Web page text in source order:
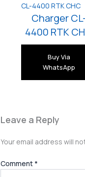
Charger
4400 RTK
Buy Via
WhatsApp
Leave a Reply
Your email address will
Comment *